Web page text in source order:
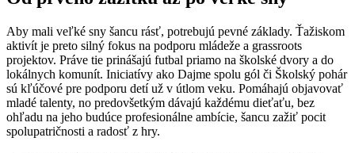
Aby mali veľké sny šancu rásť, potrebujú pevné základy. Ťažiskom
aktivít je preto silný fokus na podporu mládeže a grassroots
projektov. Práve tie prinášajú futbal priamo na školské dvory a do
lokálnych komunít. Iniciatívy ako Dajme spolu gól či Školský pohár
sú kľúčové pre podporu detí už v útlom veku. Pomáhajú objavovať
mladé talenty, no predovšetkým dávajú každému dieťaťu, bez
ohľadu na jeho budúce profesionálne ambície, šancu zažiť pocit
spolupatričnosti a radosť z hry.